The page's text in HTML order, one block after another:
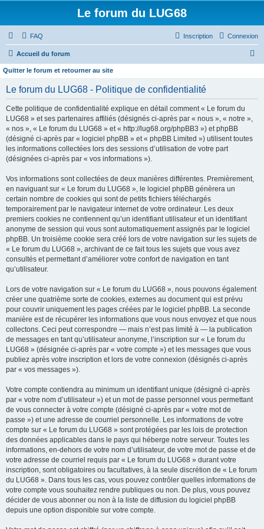
Le forum du LUG68
FAQ Connexion
Inscription
Accueil du forum
Quitter le forum et retourner au site
Le forum du LUG68 - Politique de confidentialité
Cette politique de confidentialité explique en détail comment « Le forum du
LUG68 » et ses partenaires affiliés (désignés ci-après par « nous », « notre »,
« nos », « Le forum du LUG68 » et « http://lug68.org/phpBB3 ») et phpBB
(désigné ci-après par « logiciel phpBB » et « phpBB Limited ») utilisent toutes
les informations collectées lors des sessions d’utilisation de votre part
(désignées ci-après par « vos informations »).
Vos informations sont collectées de deux manières différentes. Premièrement,
en naviguant sur « Le forum du LUG68 », le logiciel phpBB génèrera un
certain nombre de cookies qui sont de petits fichiers téléchargés
temporairement par le navigateur internet de votre ordinateur. Les deux
premiers cookies ne contiennent qu’un identifiant utilisateur et un identifiant
anonyme de session qui vous sont automatiquement assignés par le logiciel
phpBB. Un troisième cookie sera créé lors de votre navigation sur les sujets de
« Le forum du LUG68 », archivant de ce fait tous les sujets que vous avez
consultés et permettant d’améliorer votre confort de navigation en tant
qu’utilisateur.
Lors de votre navigation sur « Le forum du LUG68 », nous pouvons également
créer une quatrième sorte de cookies, externes au document qui est prévu
pour couvrir uniquement les pages créées par le logiciel phpBB. La seconde
manière est de récupérer les informations que vous nous envoyez et que nous
collectons. Ceci peut correspondre — mais n’est pas limité à — la publication
de messages en tant qu’utilisateur anonyme, l’inscription sur « Le forum du
LUG68 » (désignée ci-après par « votre compte ») et les messages que vous
publiez après votre inscription et lors de votre connexion (désignés ci-après
par « vos messages »).
Votre compte contiendra au minimum un identifiant unique (désigné ci-après
par « votre nom d’utilisateur ») et un mot de passe personnel vous permettant
de vous connecter à votre compte (désigné ci-après par « votre mot de
passe ») et une adresse de courriel personnelle. Les informations de votre
compte sur « Le forum du LUG68 » sont protégées par les lois de protection
des données applicables dans le pays qui héberge notre serveur. Toutes les
informations, en-dehors de votre nom d’utilisateur, de votre mot de passe et de
votre adresse de courriel requis par « Le forum du LUG68 » durant votre
inscription, sont obligatoires ou facultatives, à la seule discrétion de « Le forum
du LUG68 ». Dans tous les cas, vous pouvez contrôler quelles informations de
votre compte vous souhaitez rendre publiques ou non. De plus, vous pouvez
décider de vous abonner ou non à la liste de diffusion du logiciel phpBB
depuis une option disponible sur votre compte.